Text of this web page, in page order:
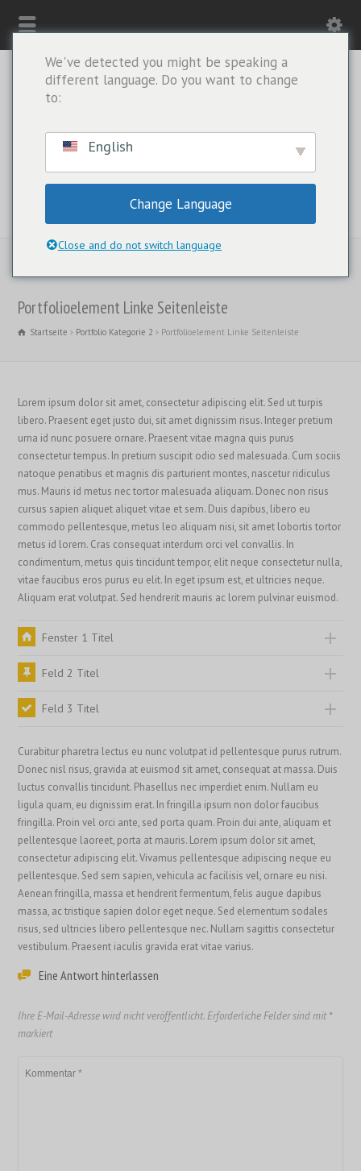
NUR WHATSAPP: +1(443) 212-8730
Portfolioelement Linke Seitenleiste
Startseite Portfolio Kategorie 2 Portfolioelement Linke Seitenleiste
Lorem ipsum dolor sit amet, consectetur adipiscing elit. Sed ut turpis
libero. Praesent eget justo dui, sit amet dignissim risus. Integer pretium
urna id nunc posuere ornare. Praesent vitae magna quis purus
consectetur tempus. In pretium suscipit odio sed malesuada. Cum sociis
natoque penatibus et magnis dis parturient montes, nascetur ridiculus
mus. Mauris id metus nec tortor malesuada aliquam. Donec non risus
cursus sapien aliquet aliquet vitae et sem. Duis dapibus, libero eu
commodo pellentesque, metus leo aliquam nisi, sit amet lobortis tortor
metus id lorem. Cras consequat interdum orci vel convallis. In
condimentum, metus quis tincidunt tempor, elit neque consectetur nulla,
vitae faucibus eros purus eu elit. In eget ipsum est, et ultricies neque.
Aliquam erat volutpat. Sed hendrerit mauris ac lorem pulvinar euismod.
Fenster 1 Titel
Feld 2 Titel
Feld 3 Titel
Curabitur pharetra lectus eu nunc volutpat id pellentesque purus rutrum.
Donec nisl risus, gravida at euismod sit amet, consequat at massa. Duis
luctus convallis tincidunt. Phasellus nec imperdiet enim. Nullam eu
ligula quam, eu dignissim erat. In fringilla ipsum non dolor faucibus
fringilla. Proin vel orci ante, sed porta quam. Proin dui ante, aliquam et
pellentesque laoreet, porta at mauris. Lorem ipsum dolor sit amet,
consectetur adipiscing elit. Vivamus pellentesque adipiscing neque eu
pellentesque. Sed sem sapien, vehicula ac facilisis vel, ornare eu nisi.
Aenean fringilla, massa et hendrerit fermentum, felis augue dapibus
massa, ac tristique sapien dolor eget neque. Sed elementum sodales
risus, sed ultricies libero pellentesque nec. Nullam sagittis consectetur
vestibulum. Praesent iaculis gravida erat vitae varius.
Eine Antwort hinterlassen
Ihre E-Mail-Adresse wird nicht veröffentlicht. Erforderliche Felder sind mit*
markiert
We've detected you might be speaking a
different language. Do you want to change
to:
English
Change Language
Close and do not switch language